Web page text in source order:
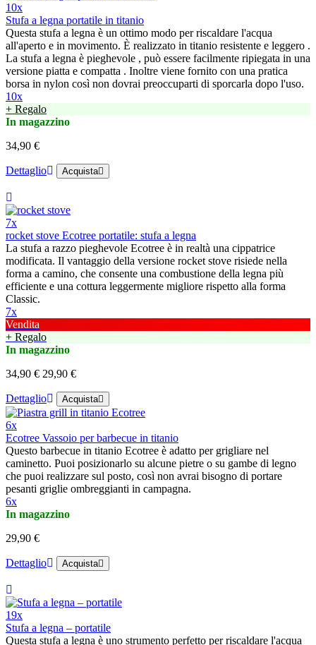
10x
Stufa a legna portatile in titanio
Questa stufa a legna è un ottimo modo per riscaldare l'acqua
all'aperto e in movimento. È realizzato in titanio resistente e leggero .
La stufa a legna è pieghevole , può essere facilmente ripiegata in una
versione piatta e compatta . Inoltre viene fornito con una pratica
borsa in nylon così non dovrai preoccuparti di sporcarla dopo l'uso.
10x
+ Regalo
In magazzino
34,90 €
Dettaglio Acquista
7x
rocket stove Ecotree portatile: stufa a legna
La stufa a razzo pieghevole Ecotree è in realtà una cippatrice
modificata. Il vantaggio della versione rocket stove risiede nella
forma a camino, che consente una combustione della legna più
efficiente e una cottura leggermente migliore rispetto alla forma
Classic.
7x
Vendita
+ Regalo
In magazzino
34,90 € 29,90 €
Dettaglio Acquista
6x
Ecotree Vassoio per barbecue in titanio
Questo barbecue in titanio Ecotree è adatto per grigliare nel
caminetto. Puoi posizionarlo su alcune pietre o su gambe di legno
che puoi realizzare sul posto, così non avrai bisogno di portare
pesanti griglie ombreggianti in campagna.
6x
In magazzino
29,90 €
Dettaglio Acquista
19x
Stufa a legna – portatile
Questa stufa a legna è uno strumento perfetto per riscaldare l'acqua